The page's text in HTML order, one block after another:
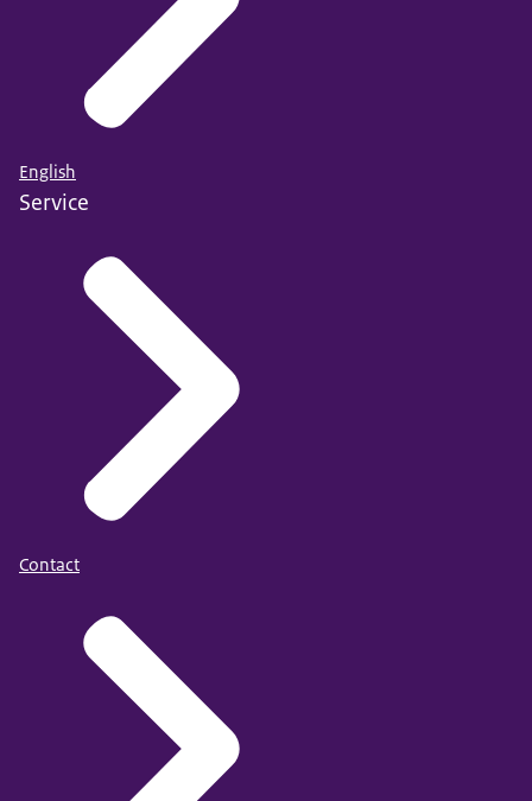
English
Service
Contact